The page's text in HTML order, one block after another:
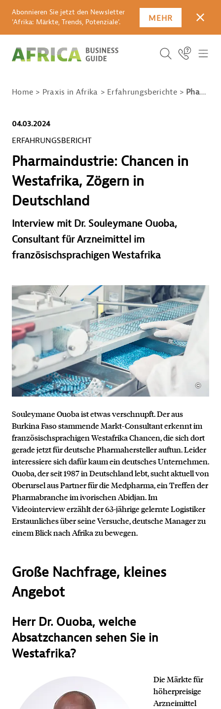
Abonnieren Sie jetzt den Newsletter
'Afrika: Märkte, Trends, Potenziale'.
MEHR
ICON
SUCHBEGRIFF
SUCHEN
Icon Link
Home Praxis in Afrika Erfahrungsberichte Pharmaindustrie: Chancen in Westafrika, Zögern in Deutschland
04.03.2024
ERFAHRUNGSBERICHT
Pharmaindustrie: Chancen in
Westafrika, Zögern in
Deutschland
Interview mit Dr. Souleymane Ouoba,
Consultant für Arzneimittel im
französischsprachigen Westafrika
Souleymane Ouoba ist etwas verschnupft. Der aus
Burkina Faso stammende Markt-Consultant erkennt im
französischsprachigen Westafrika Chancen, die sich dort
gerade jetzt für deutsche Pharmahersteller auftun. Leider
interessiere sich dafür kaum ein deutsches Unternehmen.
Ouoba, der seit 1987 in Deutschland lebt, sucht aktuell von
Oberursel aus Partner für die Medpharma, ein Treffen der
Pharmabranche im ivorischen Abidjan. Im
Videointerview erzählt der 63-jährige gelernte Logistiker
Erstaunliches über seine Versuche, deutsche Manager zu
einem Blick nach Afrika zu bewegen.
Große Nachfrage, kleines
Angebot
Herr Dr. Ouoba, welche
Absatzchancen sehen Sie in
Westafrika?
Die Märkte für
höherpreisige
Arzneimittel